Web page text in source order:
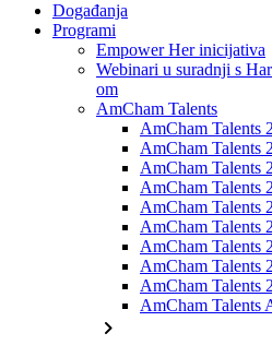
Događanja
Programi
Empower Her inicijativa
Webinari u suradnji s
om
AmCham Talents
AmCham Talents
AmCham Talents
AmCham Talents
AmCham Talents
AmCham Talents
AmCham Talents
AmCham Talents
AmCham Talents
AmCham Talents
AmCham Talents
chevron_right